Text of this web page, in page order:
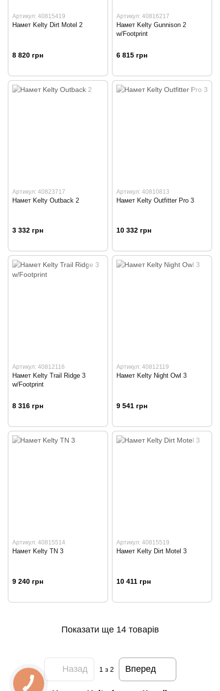
Артикул: 40815419
Намет Kelty Dirt Motel 2
8 820 грн
Артикул: 40816217
Намет Kelty Gunnison 2
w/Footprint
6 815 грн
Артикул: 40823717
Намет Kelty Outback 2
3 332 грн
Артикул: 40810813
Намет Kelty Outfitter Pro 3
10 332 грн
Артикул: 40812116
Намет Kelty Trail Ridge 3
w/Footprint
8 316 грн
Артикул: 40812119
Намет Kelty Night Owl 3
9 541 грн
Артикул: 40815514
Намет Kelty TN 3
9 240 грн
Артикул: 40815519
Намет Kelty Dirt Motel 3
10 411 грн
Показати ще 14 товарів
Назад 1 з 2 Вперед